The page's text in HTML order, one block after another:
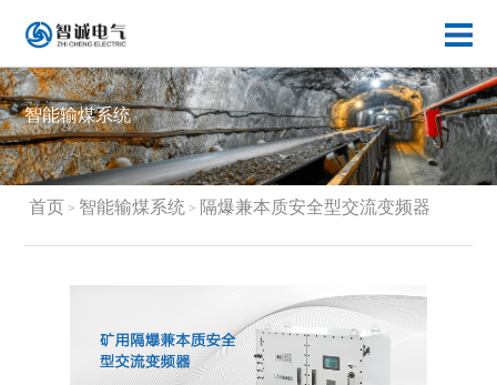
智能输煤系统
首页 > 智能输煤系统 > 隔爆兼本质安全型交流变频器
隔爆兼本质安全型交流变频器